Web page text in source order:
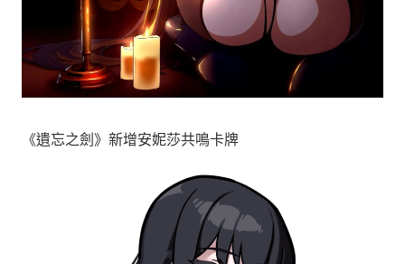
《遺忘之劍》新增安妮莎共鳴卡牌